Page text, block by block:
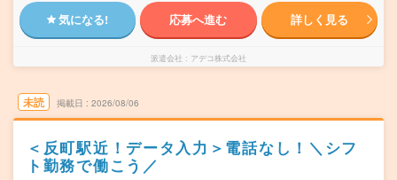
気になる! 応募へ進む 詳しく見る
派遣会社 アデコ株式会社
未読 掲載日 2026/08/06
＜反町駅近！データ入力＞電話なし！＼シフ
ト勤務で働こう／